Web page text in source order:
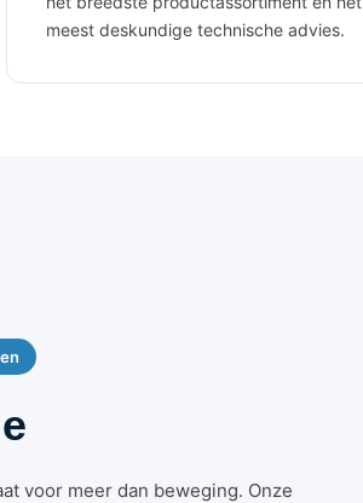
meest deskundige technische advies.
voor meer dan beweging. Onze